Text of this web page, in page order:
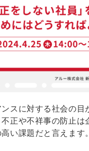
スに対する社会の目
正や不祥事の防止は
い課題だと言えます。